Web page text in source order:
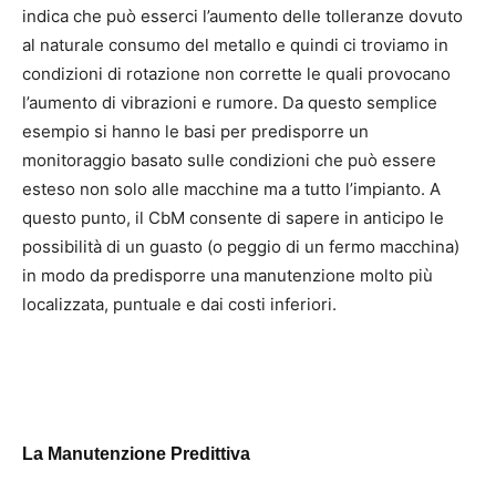
indica che può esserci l’aumento delle tolleranze dovuto
al naturale consumo del metallo e quindi ci troviamo in
condizioni di rotazione non corrette le quali provocano
l’aumento di vibrazioni e rumore. Da questo semplice
esempio si hanno le basi per predisporre un
monitoraggio basato sulle condizioni che può essere
esteso non solo alle macchine ma a tutto l’impianto. A
questo punto, il CbM consente di sapere in anticipo le
possibilità di un guasto (o peggio di un fermo macchina)
in modo da predisporre una manutenzione molto più
localizzata, puntuale e dai costi inferiori.
La Manutenzione Predittiva